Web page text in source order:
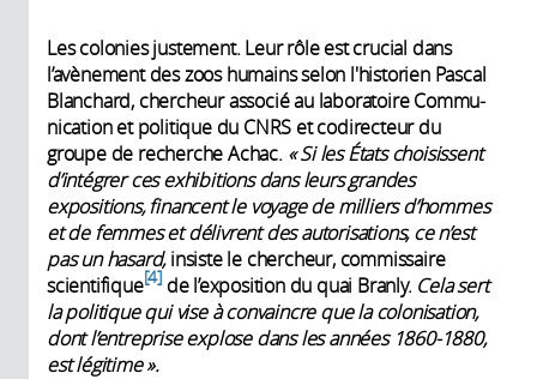
Les colonies justement. Leur rôle est crucial dans
l’avènement des zoos humains selon l'historien Pascal
Blanchard, chercheur associé au laboratoire Commu­
nication et politique du CNRS et codirecteur du
groupe de recherche Achac. « Si les États choisissent
d’intégrer ces exhibitions dans leurs grandes
expositions, finan­cent le voyage de milliers d’hommes
et de femmes et délivrent des autorisations, ce n’est
pas un hasard,insiste le chercheur, commissaire
scientifique 4 de l’exposition du quai Branly. Cela sert
la politique qui vise à convaincre que la colonisation,
dont l’entreprise explose dans les années 1860-1880,
est légitime ».